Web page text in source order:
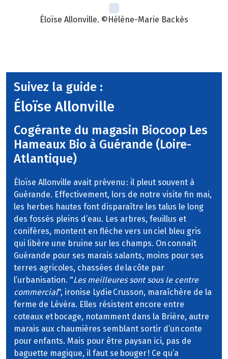
Éloïse Allonville. ©Hélène-Marie Backès
Suivez la guide :
Éloïse Allonville
Cogérante du magasin Biocoop Les
Hameaux Bio à Guérande (Loire-
Atlantique)
Éloïse Allonville avait prévenu : il pleut souvent à
Guérande. Effectivement, lors de notre visite fin mai,
les herbes hautes font disparaître les talus le long
des fossés pleins d’eau. Les arbres, feuillus et
conifères, montent en flèche vers un ciel bleu gris
qui libère une bruine sur les champs. On connaît
Guérande pour ses marais salants, moins pour ses
terres agricoles, chassées de la côte par
l’urbanisation. "Les meilleures sont sous le centre
commercial", ironise Lydie Crusson, maraîchère de la
ferme de Lévéra. Elles résistent encore entre
coteaux et bocage, notamment dans la Brière, autre
marais aux chaumières semblant sortir d’un conte
pour enfants. Mais pour être paysan ici, pas de
baguette magique, il faut se bouger ! Ce qu’a